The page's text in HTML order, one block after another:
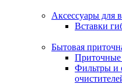
Аксессуары для
Вставки
Бытовая
Приточные
Фильтры и